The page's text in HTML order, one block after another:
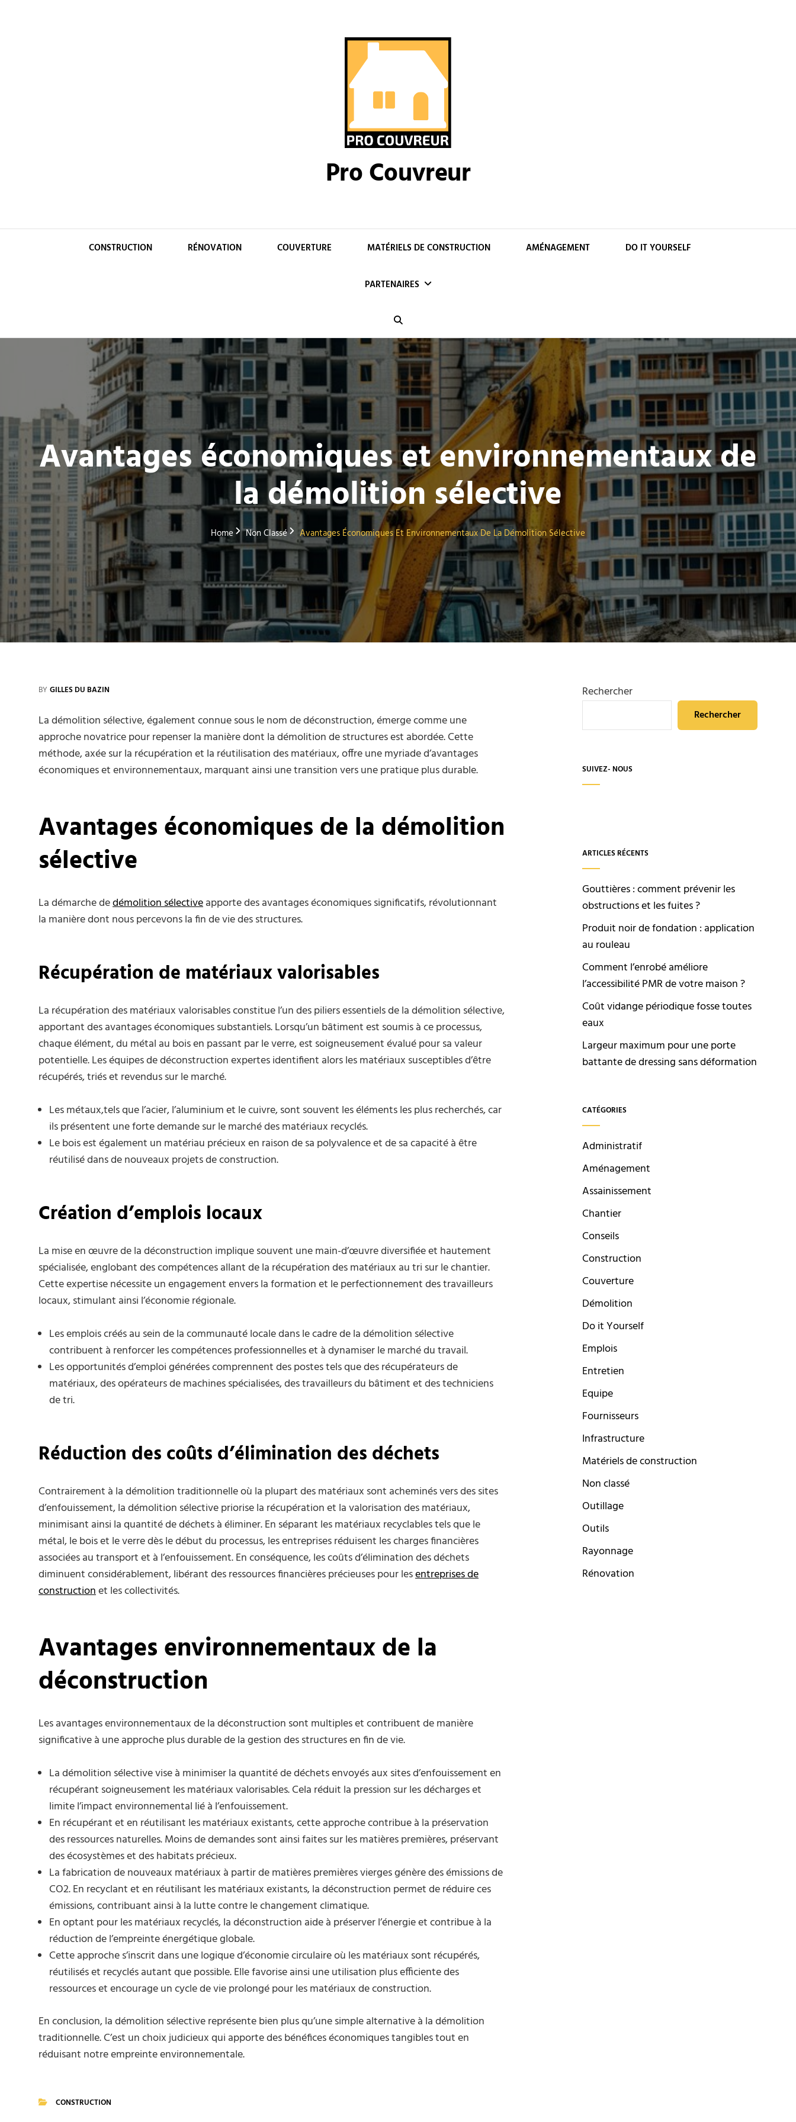
Pro Couvreur
CONSTRUCTION RÉNOVATION COUVERTURE MATÉRIELS DE CONSTRUCTION AMÉNAGEMENT DO IT YOURSELF
PARTENAIRES
Avantages économiques et environnementaux de
la démolition sélective
Home Non Classé Avantages Économiques Et Environnementaux De La Démolition Sélective
BY GILLES DU BAZIN
La démolition sélective, également connue sous le nom de déconstruction, émerge comme une
approche novatrice pour repenser la manière dont la démolition de structures est abordée. Cette
méthode, axée sur la récupération et la réutilisation des matériaux, offre une myriade d’avantages
économiques et environnementaux, marquant ainsi une transition vers une pratique plus durable.
Avantages économiques de la démolition
sélective
La démarche dedémolition sélectiveapporte des avantages économiques significatifs, révolutionnant
la manière dont nous percevons la fin de vie des structures.
Récupération de matériaux valorisables
La récupération des matériaux valorisables constitue l’un des piliers essentiels de la démolition sélective,
apportant des avantages économiques substantiels. Lorsqu’un bâtiment est soumis à ce processus,
chaque élément, du métal au bois en passant par le verre, est soigneusement évalué pour sa valeur
potentielle. Les équipes de déconstruction expertes identifient alors les matériaux susceptibles d’être
récupérés, triés et revendus sur le marché.
Les métaux,tels que l’acier, l’aluminium et le cuivre, sont souvent les éléments les plus recherchés, car
ils présentent une forte demande sur le marché des matériaux recyclés.
Le bois est également un matériau précieux en raison de sa polyvalence et de sa capacité à être
réutilisé dans de nouveaux projets de construction.
Création d’emplois locaux
La mise en œuvre de la déconstruction implique souvent une main-d’œuvre diversifiée et hautement
spécialisée, englobant des compétences allant de la récupération des matériaux au tri sur le chantier.
Cette expertise nécessite un engagement envers la formation et le perfectionnement des travailleurs
locaux, stimulant ainsi l’économie régionale.
Les emplois créés au sein de la communauté locale dans le cadre de la démolition sélective
contribuent à renforcer les compétences professionnelles et à dynamiser le marché du travail.
Les opportunités d’emploi générées comprennent des postes tels que des récupérateurs de
matériaux, des opérateurs de machines spécialisées, des travailleurs du bâtiment et des techniciens
de tri.
Réduction des coûts d’élimination des déchets
Contrairement à la démolition traditionnelle où la plupart des matériaux sont acheminés vers des sites
d’enfouissement, la démolition sélective priorise la récupération et la valorisation des matériaux,
minimisant ainsi la quantité de déchets à éliminer. En séparant les matériaux recyclables tels que le
métal, le bois et le verre dès le début du processus, les entreprises réduisent les charges financières
associées au transport et à l’enfouissement. En conséquence, les coûts d’élimination des déchets
diminuent considérablement, libérant des ressources financières précieuses pour lesentreprises de
constructionet les collectivités.
Avantages environnementaux de la
déconstruction
Les avantages environnementaux de la déconstruction sont multiples et contribuent de manière
significative à une approche plus durable de la gestion des structures en fin de vie.
La démolition sélective vise à minimiser la quantité de déchets envoyés aux sites d’enfouissement en
récupérant soigneusement les matériaux valorisables. Cela réduit la pression sur les décharges et
limite l’impact environnemental lié à l’enfouissement.
En récupérant et en réutilisant les matériaux existants, cette approche contribue à la préservation
des ressources naturelles. Moins de demandes sont ainsi faites sur les matières premières, préservant
des écosystèmes et des habitats précieux.
La fabrication de nouveaux matériaux à partir de matières premières vierges génère des émissions de
CO2. En recyclant et en réutilisant les matériaux existants, la déconstruction permet de réduire ces
émissions, contribuant ainsi à la lutte contre le changement climatique.
En optant pour les matériaux recyclés, la déconstruction aide à préserver l’énergie et contribue à la
réduction de l’empreinte énergétique globale.
Cette approche s’inscrit dans une logique d’économie circulaire où les matériaux sont récupérés,
réutilisés et recyclés autant que possible. Elle favorise ainsi une utilisation plus efficiente des
ressources et encourage un cycle de vie prolongé pour les matériaux de construction.
En conclusion, la démolition sélective représente bien plus qu’une simple alternative à la démolition
traditionnelle. C’est un choix judicieux qui apporte des bénéfices économiques tangibles tout en
réduisant notre empreinte environnementale.
CONSTRUCTION
Rechercher
Rechercher
SUIVEZ- NOUS
ARTICLES RÉCENTS
Gouttières : comment prévenir les
obstructions et les fuites ?
Produit noir de fondation : application
au rouleau
Comment l’enrobé améliore
l’accessibilité PMR de votre maison ?
Coût vidange périodique fosse toutes
eaux
Largeur maximum pour une porte
battante de dressing sans déformation
CATÉGORIES
Administratif
Aménagement
Assainissement
Chantier
Conseils
Construction
Couverture
Démolition
Do it Yourself
Emplois
Entretien
Equipe
Fournisseurs
Infrastructure
Matériels de construction
Non classé
Outillage
Outils
Rayonnage
Rénovation